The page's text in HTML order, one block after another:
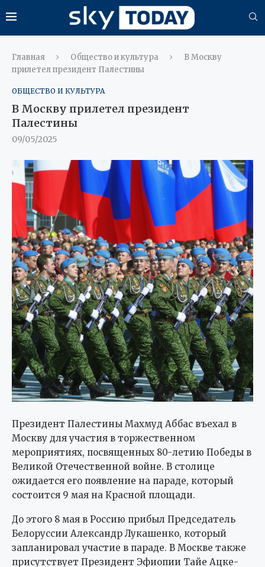
Главная Общество и культура
В Москву
прилетел президент Палестины
ОБЩЕСТВО И КУЛЬТУРА
В Москву прилетел президент
Палестины
09/05/2025
Президент Палестины Махмуд Аббас въехал в
Москву для участия в торжественном
мероприятиях, посвященных 80-летию Победы в
Великой Отечественной войне. В столице
ожидается его появление на параде, который
состоится 9 мая на Красной площади.
До этого 8 мая в Россию прибыл Председатель
Белоруссии Александр Лукашенко, который
запланировал участие в параде. В Москве также
присутствует Президент Эфиопии Тайе Ацке-